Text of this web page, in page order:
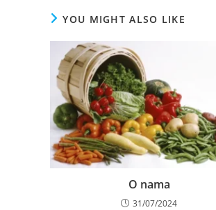
YOU MIGHT ALSO LIKE
O nama
31/07/2024